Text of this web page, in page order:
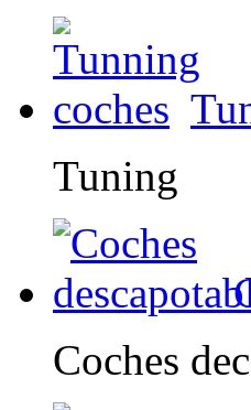
Tuning
Coches